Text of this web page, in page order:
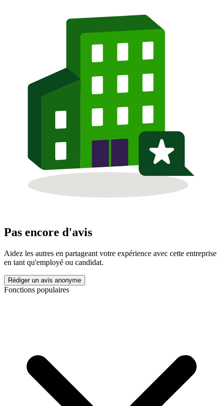
Pas encore d'avis
Aidez les autres en partageant votre expérience avec cette entreprise
en tant qu'employé ou candidat.
Rédiger un avis anonyme
Fonctions populaires